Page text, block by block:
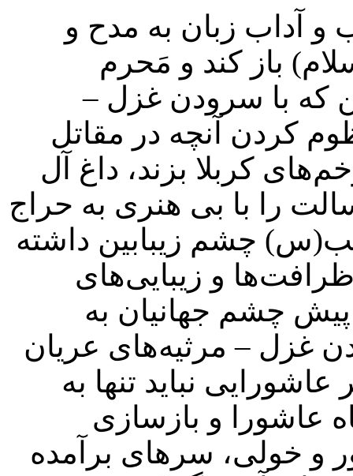
و آداب زبان به مدح و
باز کند و مَحرم
که با سرودن غزل –
کردن آنچه در مقاتل
کربلا بزند، داغ آل
را با بی هنری به حراج
چشم زیبابین داشته
و زیبایی‌های
پیش چشم جهانیان به
غزل – مرثیه‌های عریان
نباید تنها به
عاشورا و بازسازی
و خولی، سرهای برآمده